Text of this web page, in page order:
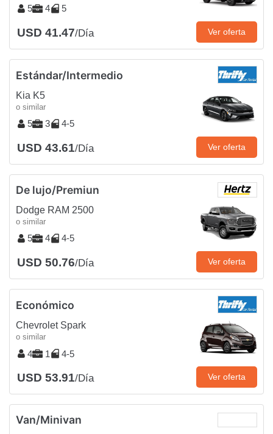
5 4 5
USD 41.47/Día Ver oferta
Estándar/Intermedio
Kia K5
o similar
5 3 4-5
USD 43.61/Día Ver oferta
De lujo/Premiun
Dodge RAM 2500
o similar
5 4 4-5
USD 50.76/Día Ver oferta
Económico
Chevrolet Spark
o similar
4 1 4-5
USD 53.91/Día Ver oferta
Van/Minivan